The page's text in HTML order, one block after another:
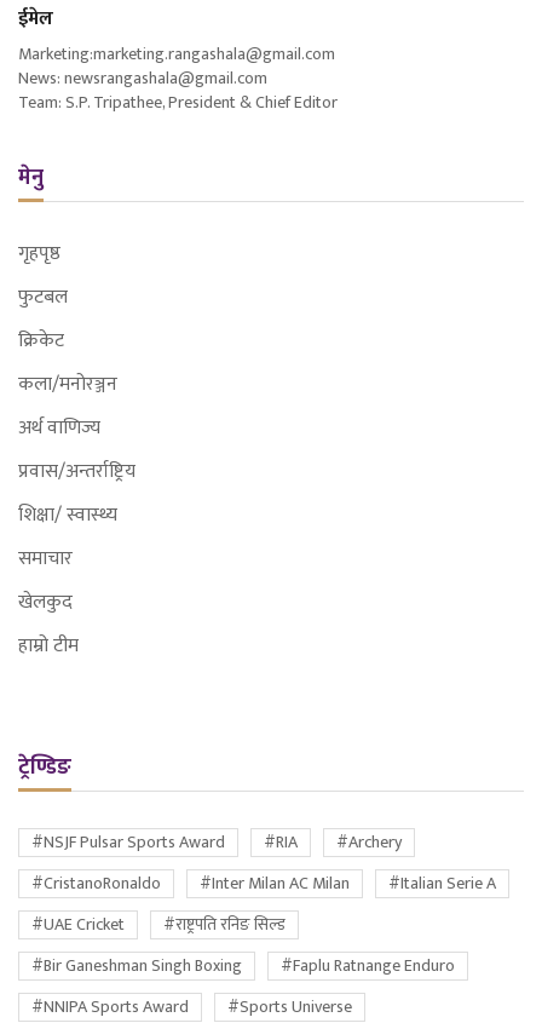
ईमेल
Marketing:marketing.rangashala@gmail.com
News: newsrangashala@gmail.com
Team: S.P. Tripathee, President & Chief Editor
मेनु
गृहपृष्ठ
फुटबल
क्रिकेट
कला/मनोरञ्जन
अर्थ वाणिज्य
प्रवास/अन्तर्राष्ट्रिय
शिक्षा/ स्वास्थ्य
समाचार
खेलकुद
हाम्रो टीम
ट्रेण्डिङ
#NSJF Pulsar Sports Award #RIA
#Archery
#CristanoRonaldo
#Inter Milan AC Milan
#Italian Serie A
#UAE Cricket
#राष्ट्रपति रनिङ सिल्ड
#Bir Ganeshman Singh Boxing
#Faplu Ratnange Enduro
#NNIPA Sports Award
#Sports Universe